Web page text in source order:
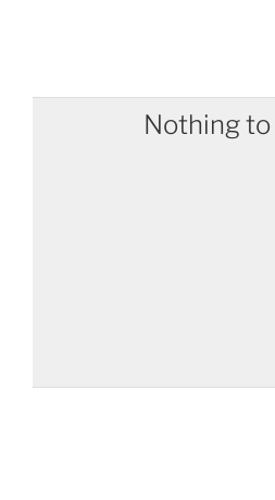
Nothing to